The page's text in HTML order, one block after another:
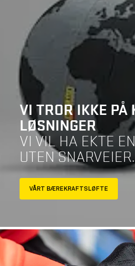
VI TROR IKKE PÅ
LØSNINGER
VI VIL HA EKTE
UTEN SNARVEIER.
VÅRT BÆREKRAFTSLØFTE